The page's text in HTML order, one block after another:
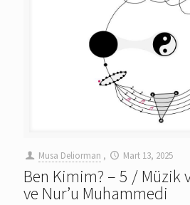
Musa Deliorman , Mart 13, 2025
Ben Kimim? – 5 / Müzik
ve Nur’u Muhammedi